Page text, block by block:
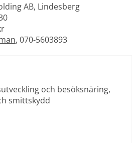
AB, Lindesberg
, 070-5603893
och besöksnäring,
smittskydd